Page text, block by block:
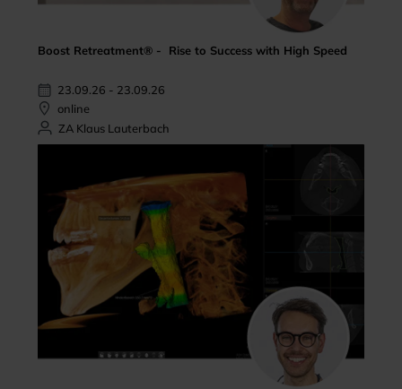
Boost Retreatment® - Rise to Success with High Speed
23.09.26 - 23.09.26
online
ZA Klaus Lauterbach